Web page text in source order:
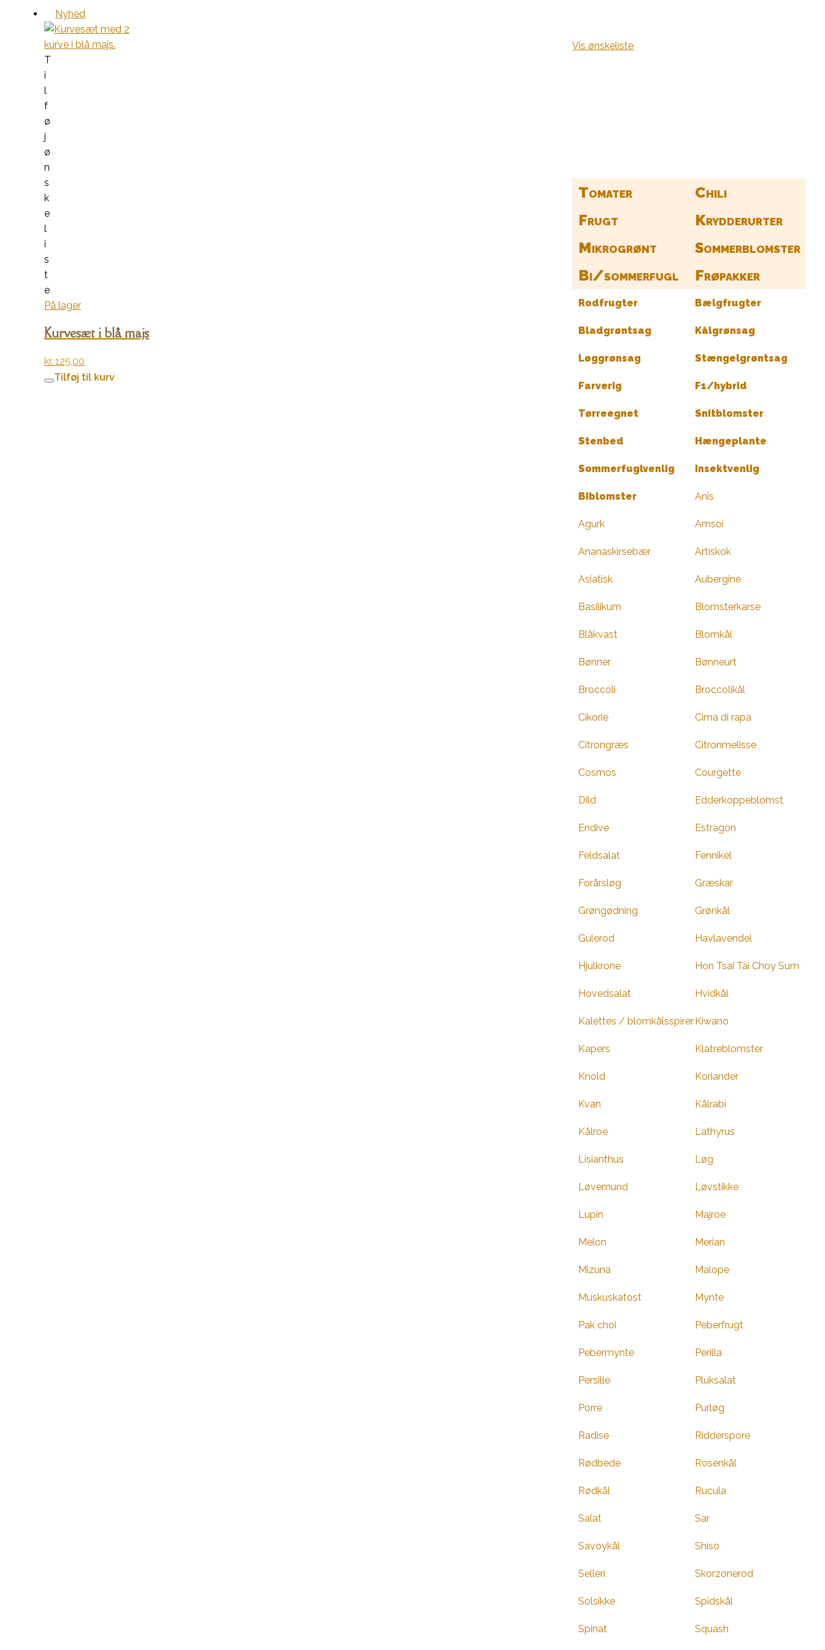
Nyhed
T
i
l
f
ø
j
ø
n
s
k
e
l
i
s
t
e
På lager
Kurvesæt i blå majs
kr. 125,00
Tilføj til kurv
Vis ønskeliste
Tomater
Chili
Frugt
Krydderurter
Mikrogrønt
Sommerblomster
Bi/sommerfugl
Frøpakker
Rodfrugter Bælgfrugter
Bladgrøntsag Kålgrønsag
Løggrønsag Stængelgrøntsag
Farverig F1/hybrid
Tørreegnet Snitblomster
Stenbed Hængeplante
Sommerfuglvenlig Insektvenlig
Biblomster Anis
Agurk Amsoi
Ananaskirsebær Artiskok
Asiatisk Aubergine
Basilikum Blomsterkarse
Blåkvast Blomkål
Bønner Bønneurt
Broccoli Broccolikål
Cikorie Cima di rapa
Citrongræs Citronmelisse
Cosmos Courgette
Dild Edderkoppeblomst
Endive Estragon
Feldsalat Fennikel
Forårsløg Græskar
Grøngødning Grønkål
Gulerod Havlavendel
Hjulkrone Hon Tsai Tai Choy Sum
Hovedsalat Hvidkål
Kalettes / blomkålsspirer Kiwano
Kapers Klatreblomster
Knold Koriander
Kvan Kålrabi
Kålroe Lathyrus
Lisianthus Løg
Løvemund Løvstikke
Lupin Majroe
Melon Merian
Mizuna Malope
Muskuskatost Mynte
Pak choi Peberfrugt
Pebermynte Perilla
Persille Pluksalat
Porre Purløg
Radise Ridderspore
Rødbede Rosenkål
Rødkål Rucula
Salat Sar
Savoykål Shiso
Selleri Skorzonerod
Solsikke Spidskål
Spinat Squash